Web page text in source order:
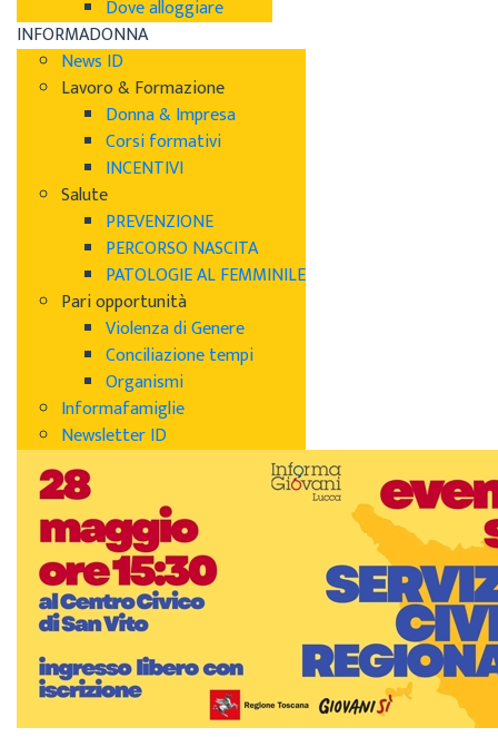
Dove alloggiare
INFORMADONNA
News ID
Lavoro & Formazione
Donna & Impresa
Corsi formativi
INCENTIVI
Salute
PREVENZIONE
PERCORSO NASCITA
PATOLOGIE AL FEMMINILE
Pari opportunità
Violenza di Genere
Conciliazione tempi
Organismi
Informafamiglie
Newsletter ID